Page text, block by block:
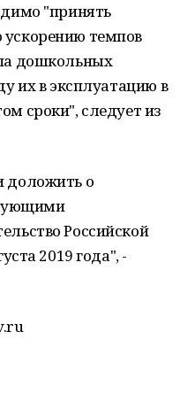
"принять
темпов
дошкольных
их в эксплуатацию в
сроки", следует из
доложить о
Российской
2019 года", -